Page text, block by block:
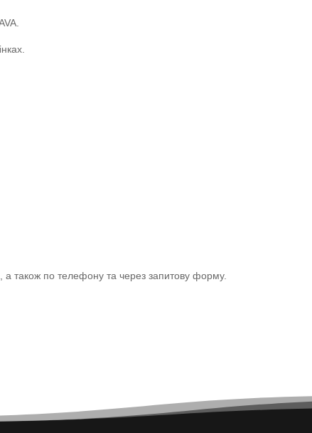
а також по телефону та через запитову форму.